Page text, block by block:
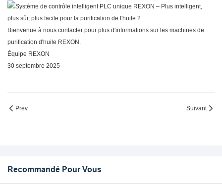
Bienvenue à nous contacter pour plus d'informations sur les machines de
purification d'huile REXON.
Équipe REXON
30 septembre 2025
Prev Suivant
Recommandé Pour Vous